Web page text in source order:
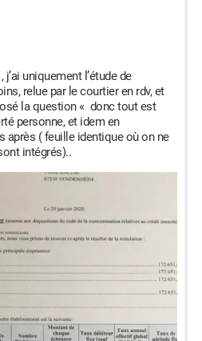
uniquement l’étude de
relue par le courtier en rdv, et
la question « donc tout est
personne, et idem en
après ( feuille identique où on ne
intégrés)..